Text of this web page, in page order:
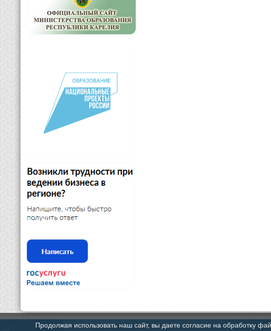
Продолжая использовать наш сайт, вы даете согласие на обработку